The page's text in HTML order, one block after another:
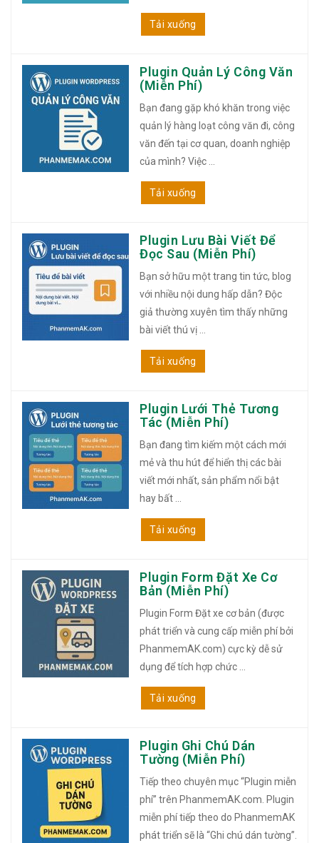
Tải xuống
Plugin Quản Lý Công Văn
(Miễn Phí)
Bạn đang gặp khó khăn trong việc
quản lý hàng loạt công văn đi, công
văn đến tại cơ quan, doanh nghiệp
của mình? Việc ...
Tải xuống
Plugin Lưu Bài Viết Để
Đọc Sau (Miễn Phí)
Bạn sở hữu một trang tin tức, blog
với nhiều nội dung hấp dẫn? Độc
giả thường xuyên tìm thấy những
bài viết thú vị ...
Tải xuống
Plugin Lưới Thẻ Tương
Tác (Miễn Phí)
Bạn đang tìm kiếm một cách mới
mẻ và thu hút để hiển thị các bài
viết mới nhất, sản phẩm nổi bật
hay bất ...
Tải xuống
Plugin Form Đặt Xe Cơ
Bản (Miễn Phí)
Plugin Form Đặt xe cơ bản (được
phát triển và cung cấp miễn phí bởi
PhanmemAK.com) cực kỳ dễ sử
dụng để tích hợp chức ...
Tải xuống
Plugin Ghi Chú Dán
Tường (Miễn Phí)
Tiếp theo chuyên mục “Plugin miễn
phí” trên PhanmemAK.com. Plugin
miễn phí tiếp theo do PhanmemAK
phát triển sẽ là “Ghi chú dán tường”.